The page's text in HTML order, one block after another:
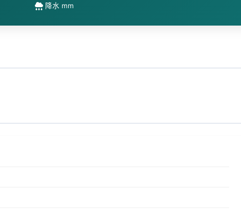
降水 mm